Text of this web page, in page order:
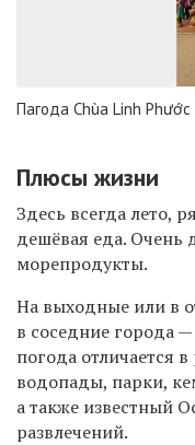
Пагода Chùa Linh Phước
Плюсы жизни
Здесь всегда лето,
дешёвая еда. Очень
морепродукты.
На выходные или в
в соседние города
погода отличается
водопады, парки,
а также известный
развлечений.